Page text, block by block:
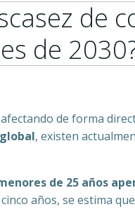
de
de
de forma
, existen
de 25 años
años, se estima que